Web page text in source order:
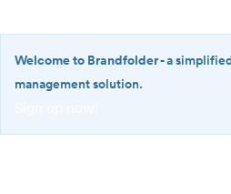
·
Welcome to Brandfolder- a
management solution.